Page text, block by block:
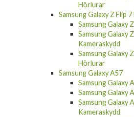
Samsung Galaxy Z Flip 7
Samsung Galaxy Z
Samsung Galaxy
Kameraskydd
Samsung Galaxy
Hörlurar
Samsung Galaxy A57
Samsung Galaxy
Samsung Galaxy
Samsung Galaxy
Kameraskydd
Samsung Galaxy